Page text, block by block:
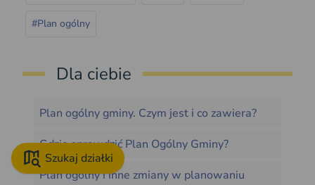
#Plan ogólny
Dla ciebie
Plan ogólny gminy. Czym jest i co zawiera?
Gdzie sprawdzić Plan Ogólny Gminy?
Plan ogólny i inne zmiany w planowaniu
Szukaj działki